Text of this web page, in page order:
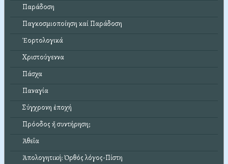
Παράδοση
Παγκοσμιοποίηση καί Παράδοση
Ἑορτολογικά
Χριστούγεννα
Πάσχα
Παναγία
Σύγχρονη ἐποχή
Πρόοδος ἤ συντήρηση;
Ἀθεΐα
Ἀπολογητική: Ὀρθός λόγος-Πίστη